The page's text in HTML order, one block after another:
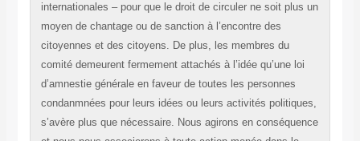
internationales – pour que le droit de circuler ne soit plus un
moyen de chantage ou de sanction à l’encontre des
citoyennes et des citoyens. De plus, les membres du
comité demeurent fermement attachés à l’idée qu’une loi
d’amnestie générale en faveur de toutes les personnes
condanmnées pour leurs idées ou leurs activités politiques,
s’avère plus que nécessaire. Nous agirons en conséquence